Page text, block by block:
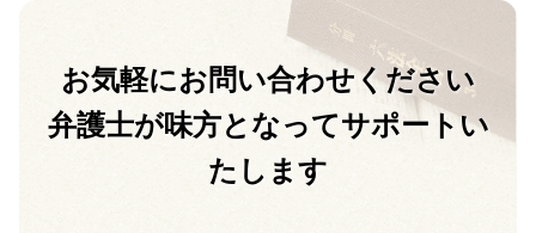
お気軽にお問い合わせください
弁護士が味方となってサポートい
たします